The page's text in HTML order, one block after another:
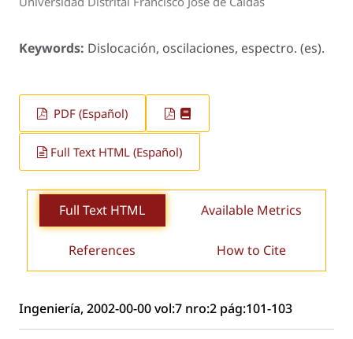
Keywords: Dislocación, oscilaciones, espectro. (es).
PDF (Español)
Full Text HTML (Español)
Full Text HTML Available Metrics
References How to Cite
Ingeniería, 2002-00-00 vol:7 nro:2 pág:101-103